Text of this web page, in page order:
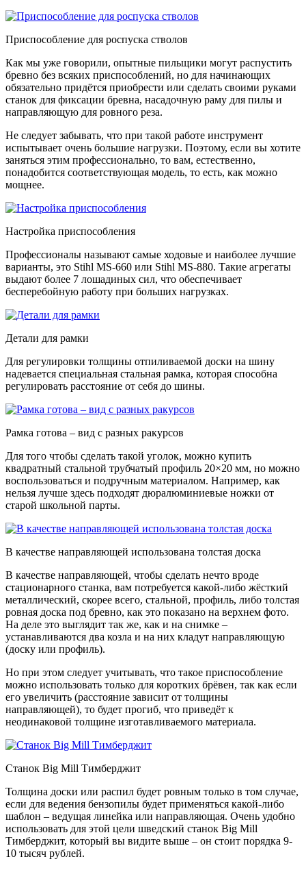
Приспособление для роспуска стволов
Как мы уже говорили, опытные пильщики могут распустить
бревно без всяких приспособлений, но для начинающих
обязательно придётся приобрести или сделать своими руками
станок для фиксации бревна, насадочную раму для пилы и
направляющую для ровного реза.
Не следует забывать, что при такой работе инструмент
испытывает очень большие нагрузки. Поэтому, если вы хотите
заняться этим профессионально, то вам, естественно,
понадобится соответствующая модель, то есть, как можно
мощнее.
Настройка приспособления
Профессионалы называют самые ходовые и наиболее лучшие
варианты, это Stihl MS-660 или Stihl MS-880. Такие агрегаты
выдают более 7 лошадиных сил, что обеспечивает
бесперебойную работу при больших нагрузках.
Детали для рамки
Для регулировки толщины отпиливаемой доски на шину
надевается специальная стальная рамка, которая способна
регулировать расстояние от себя до шины.
Рамка готова – вид с разных ракурсов
Для того чтобы сделать такой уголок, можно купить
квадратный стальной трубчатый профиль 20×20 мм, но можно
воспользоваться и подручным материалом. Например, как
нельзя лучше здесь подходят дюралюминиевые ножки от
старой школьной парты.
В качестве направляющей использована толстая доска
В качестве направляющей, чтобы сделать нечто вроде
стационарного станка, вам потребуется какой-либо жёсткий
металлический, скорее всего, стальной, профиль, либо толстая
ровная доска под бревно, как это показано на верхнем фото.
На деле это выглядит так же, как и на снимке –
устанавливаются два козла и на них кладут направляющую
(доску или профиль).
Но при этом следует учитывать, что такое приспособление
можно использовать только для коротких брёвен, так как если
его увеличить (расстояние зависит от толщины
направляющей), то будет прогиб, что приведёт к
неодинаковой толщине изготавливаемого материала.
Станок Big Mill Тимберджит
Толщина доски или распил будет ровным только в том случае,
если для ведения бензопилы будет применяться какой-либо
шаблон – ведущая линейка или направляющая. Очень удобно
использовать для этой цели шведский станок Big Mill
Тимберджит, который вы видите выше – он стоит порядка 9-
10 тысяч рублей.